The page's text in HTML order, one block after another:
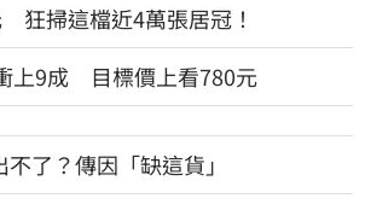
狂掃這檔近4萬張居冠！
上9成 目標價上看780元
了？傳因「缺這貨」